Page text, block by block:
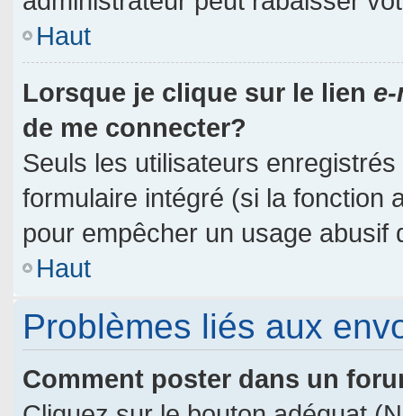
Haut
Lorsque je clique sur le lien
de me connecter?
Seuls les utilisateurs
formulaire intégré (si la fonction
pour empêcher un usage abusif
Haut
Problèmes liés aux
Comment poster dans un